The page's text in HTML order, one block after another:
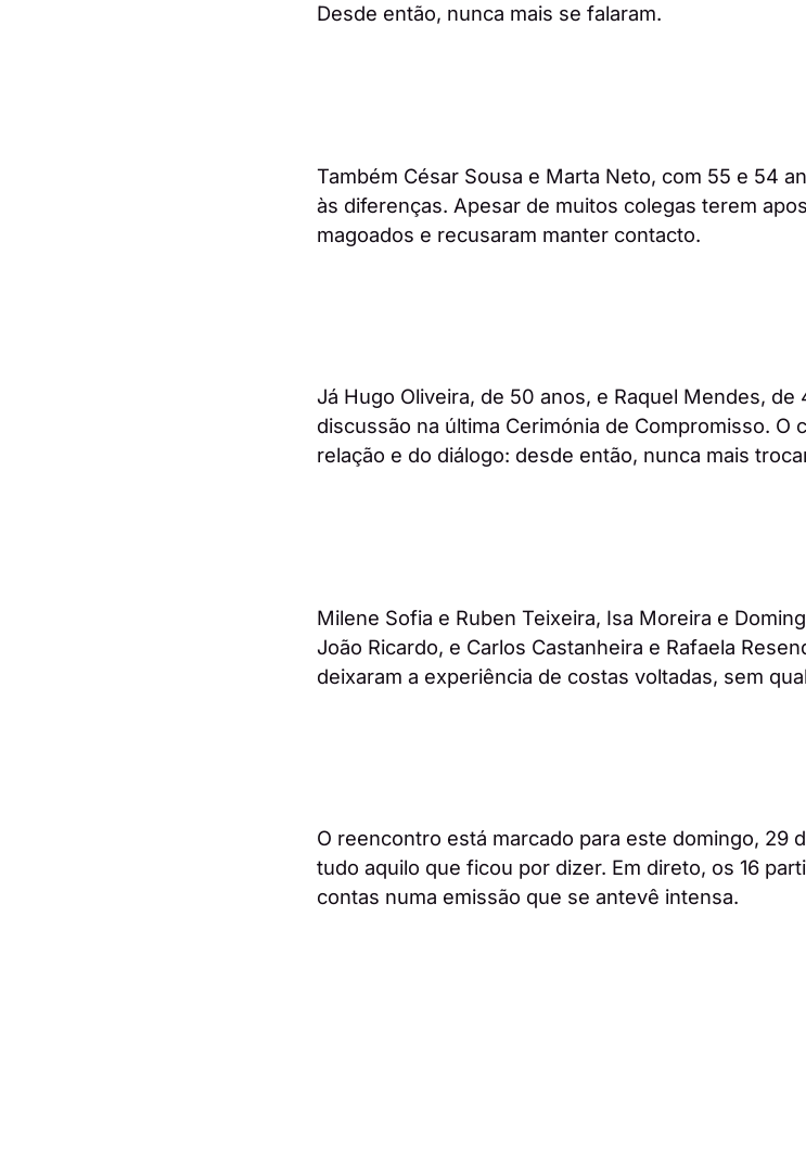
Desde então, nunca mais se falaram.
Também César Sousa e Marta Neto, com 55 e 54
às diferenças. Apesar de muitos colegas terem
magoados e recusaram manter contacto.
Já Hugo Oliveira, de 50 anos, e Raquel Mendes,
discussão na última Cerimónia de Compromisso.
relação e do diálogo: desde então, nunca mais
Milene Sofia e Ruben Teixeira, Isa Moreira e
João Ricardo, e Carlos Castanheira e Rafaela
deixaram a experiência de costas voltadas, sem
O reencontro está marcado para este domingo, 29
tudo aquilo que ficou por dizer. Em direto, os 16
contas numa emissão que se antevê intensa.